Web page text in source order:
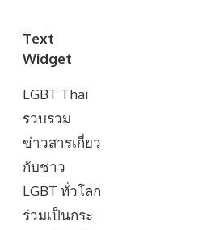
Text
Widget
LGBT Thai
รวบรวม
ข่าวสารเกี่ยว
กับชาว
LGBT ทั่วโลก
ร่วมเป็นกระ